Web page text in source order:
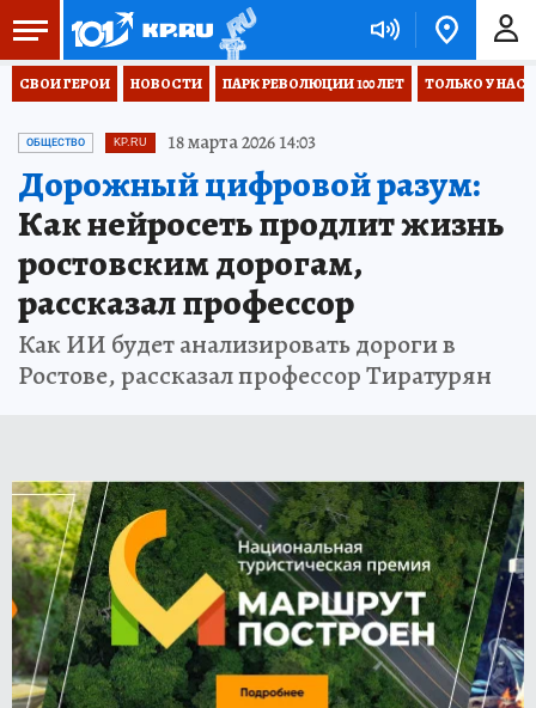
СВОИ ГЕРОИ НОВОСТИ ПАРК РЕВОЛЮЦИИ 100 ЛЕТ ТОЛЬКО У НАС
ОБЩЕСТВО KP.RU 18 марта 2026 14:03
Дорожный цифровой разум:
Как нейросеть продлит жизнь
ростовским дорогам,
рассказал профессор
Как ИИ будет анализировать дороги в
Ростове, рассказал профессор Тиратурян